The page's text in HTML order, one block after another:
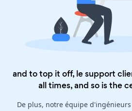
and to top it off, le support
all times, and so is the
De plus, notre équipe